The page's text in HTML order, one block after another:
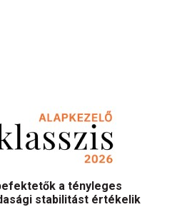
a tényleges
stabilitást értékelik